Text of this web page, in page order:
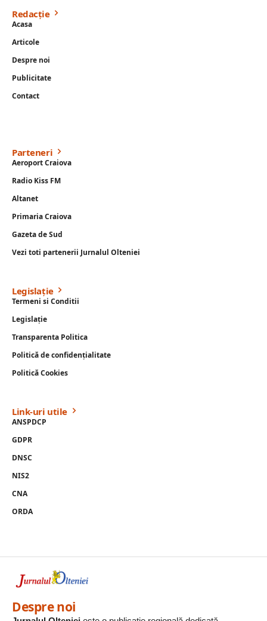
Redacție
Acasa
Articole
Despre noi
Publicitate
Contact
Parteneri
Aeroport Craiova
Radio Kiss FM
Altanet
Primaria Craiova
Gazeta de Sud
Vezi toti partenerii Jurnalul Olteniei
Legislație
Termeni si Conditii
Legislație
Transparenta Politica
Politică de confidențialitate
Politică Cookies
Link-uri utile
ANSPDCP
GDPR
DNSC
NIS2
CNA
ORDA
Despre noi